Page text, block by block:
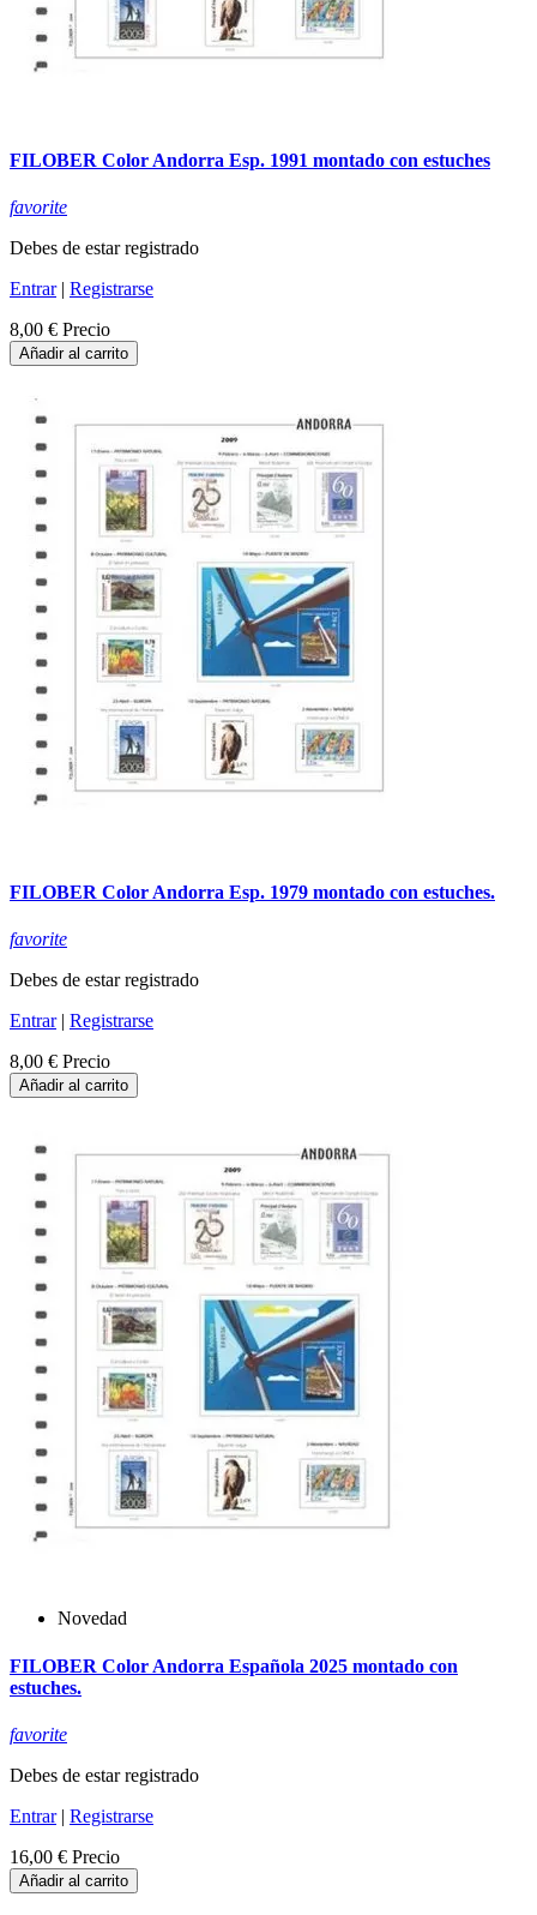
FILOBER Color Andorra Esp. 1991 montado con estuches
favorite
Debes de estar registrado
Entrar| Registrarse
8,00 € Precio
Añadir al carrito
FILOBER Color Andorra Esp. 1979 montado con estuches.
favorite
Debes de estar registrado
Entrar| Registrarse
8,00 € Precio
Añadir al carrito
Novedad
FILOBER Color Andorra Española 2025 montado con
estuches.
favorite
Debes de estar registrado
Entrar| Registrarse
16,00 € Precio
Añadir al carrito